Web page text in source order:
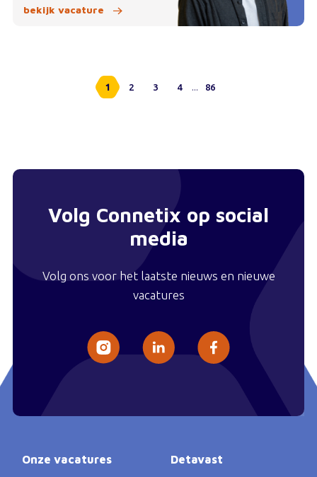
bekijk vacature
1 2 3 4 ... 86
Volg Connetix op social
media
Volg ons voor het laatste nieuws en nieuwe
vacatures
Onze vacatures Detavast